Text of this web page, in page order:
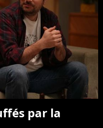
par la